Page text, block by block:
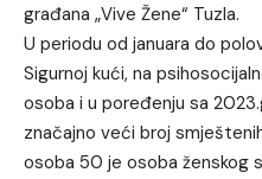
građana „Vive Žene“ Tuzla.
U periodu od januara do
Sigurnoj kući, na
osoba i u poređenju sa
značajno veći broj
osoba 50 je osoba ženskog